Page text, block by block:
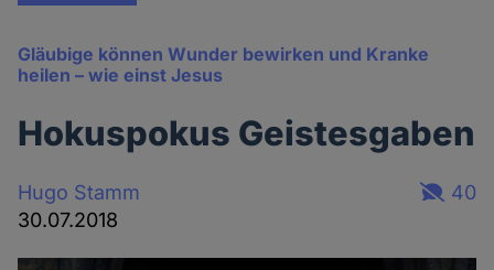
Gläubige können Wunder bewirken und Kranke
heilen – wie einst Jesus
Hokuspokus Geistesgaben
Hugo Stamm
30.07.2018
40